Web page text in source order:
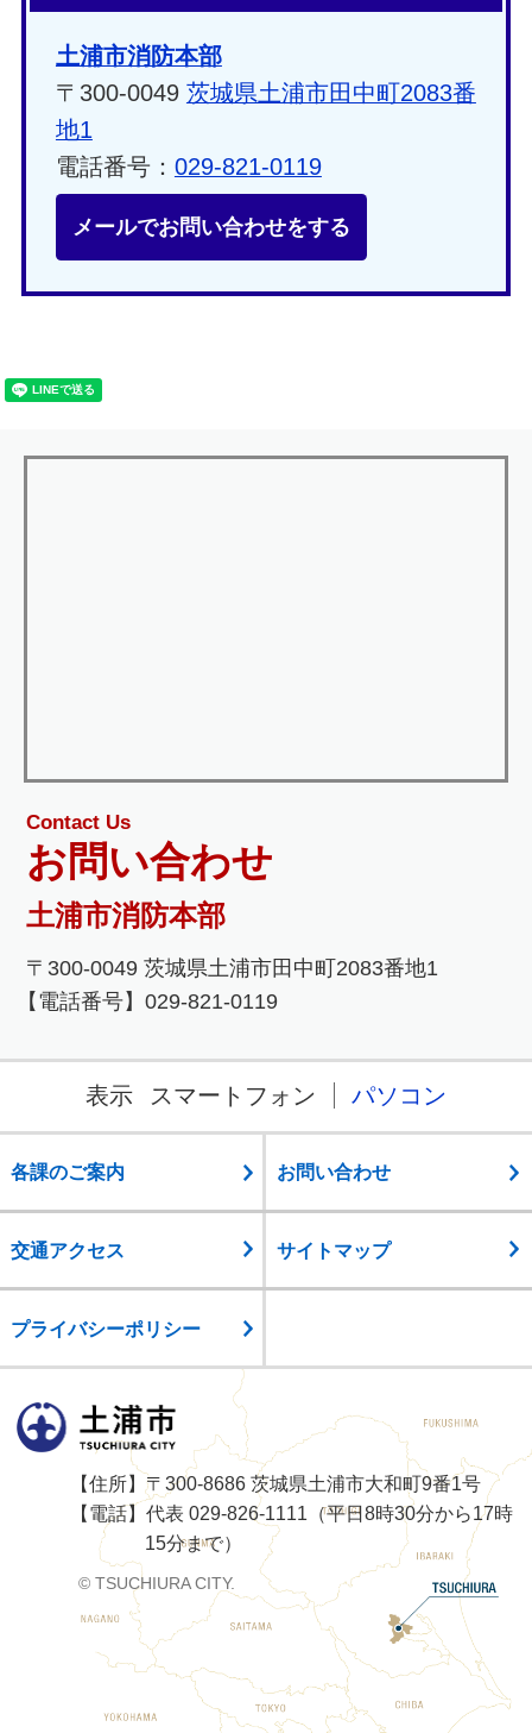
土浦市消防本部
〒300-0049 茨城県土浦市田中町2083番
地1
電話番号： 029-821-0119
メールでお問い合わせをする
Contact Us
お問い合わせ
土浦市消防本部
〒300-0049 茨城県土浦市田中町2083番地1
【電話番号】029-821-0119
表示 スマートフォン パソコン
各課のご案内 お問い合わせ
交通アクセス サイトマップ
プライバシーポリシー
土浦市
【住所】〒300-8686 茨城県土浦市大和町9番1号
【電話】代表 029-826-1111（平日8時30分から17時
15分まで）
© TSUCHIURA CITY.